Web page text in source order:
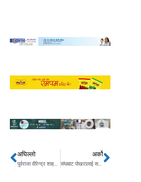
Prev
अघिल्लो
पूर्वराजा वीरेन्द्र शाहको सालिक राख्ने विषयमा विवाद हुँदा नेपालगञ्जमा झडप
अर्को
संघबाट पोखरालाई सबै भन्दा धेरै बजेट, विराटनगरलाई सबै भन्दा थोरै Next